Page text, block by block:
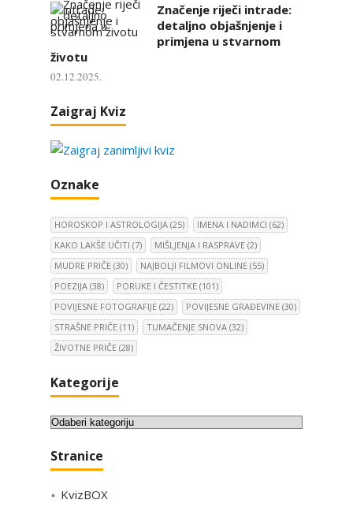
Značenje riječi intrade:
detaljno objašnjenje i
primjena u stvarnom
životu
02.12.2025.
Zaigraj Kviz
Oznake
HOROSKOP I ASTROLOGIJA (25) IMENA I NADIMCI (62)
KAKO LAKŠE UČITI (7) MIŠLJENJA I RASPRAVE (2)
MUDRE PRIČE (30) NAJBOLJI FILMOVI ONLINE (55)
POEZIJA (38) PORUKE I ČESTITKE (101)
POVIJESNE FOTOGRAFIJE (22) POVIJESNE GRAĐEVINE (30)
STRAŠNE PRIČE (11) TUMAČENJE SNOVA (32)
ŽIVOTNE PRIČE (28)
Kategorije
K
t
g
Stranice
KvizBOX